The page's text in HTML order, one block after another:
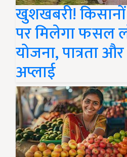
खुशखबरी! किसानों
पर मिलेगा फसल
योजना, पात्रता
अप्लाई